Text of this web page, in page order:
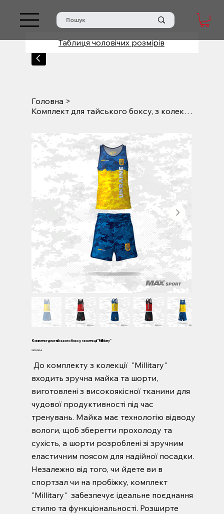
Головна >
Комплект для тайського боксу, з колекції "Millitary"
Комплект для тайського боксу, з колекції "Millitary"
Ціна
2 210,00 ₴
До комплекту з колекції "Millitary"
входить зручна майка та шорти,
виготовлені з високоякісної тканини для
чудової продуктивності під час
тренувань. Майка має технологію відводу
вологи, щоб зберегти прохолоду та
сухість, а шорти розроблені зі зручним
еластичним поясом для надійної посадки.
Незалежно від того, чи йдете ви в
спортзал чи на пробіжку, комплект
"Millitary" забезпечує ідеальне поєднання
стилю та функціональності. Розширте
Таблиця жіночих розмірів
Таблиця чоловічих розмірів